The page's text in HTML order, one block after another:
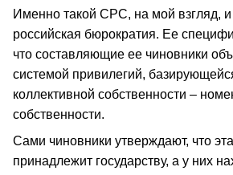
Именно такой СРС, на мой взгляд, и
российская бюрократия. Ее
что составляющие ее чиновники
системой привилегий,
коллективной собственности –
собственности.
Сами чиновники утверждают, что
принадлежит государству, а у них